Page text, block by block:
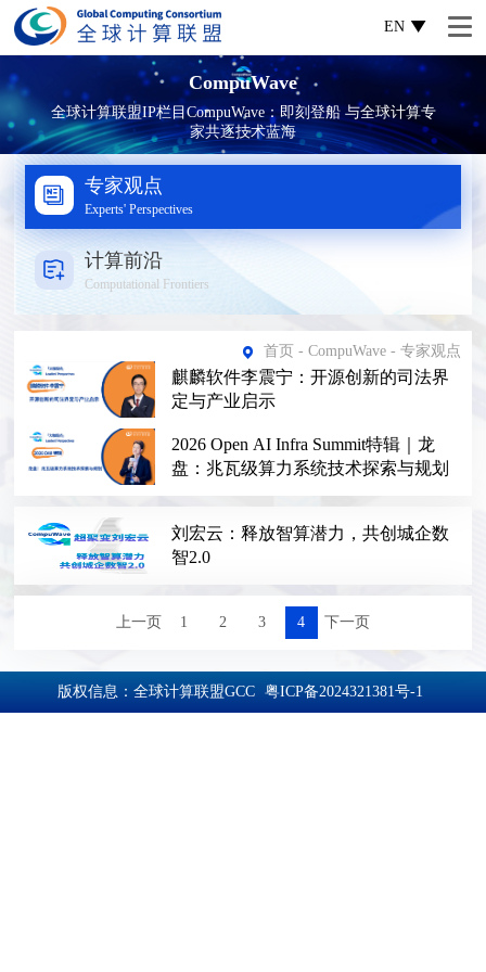
EN
CompuWave
全球计算联盟IP栏目CompuWave：即刻登船 与全球计算专
家共逐技术蓝海
专家观点
Experts' Perspectives
计算前沿
Computational Frontiers
首页 - CompuWave- 专家观点
麒麟软件李震宁：开源创新的司法界
定与产业启示
2026 Open AI Infra Summit特辑｜龙
盘：兆瓦级算力系统技术探索与规划
刘宏云：释放智算潜力，共创城企数
智2.0
上一页 1 2 3 4 下一页
版权信息：全球计算联盟GCC 粤ICP备2024321381号-1